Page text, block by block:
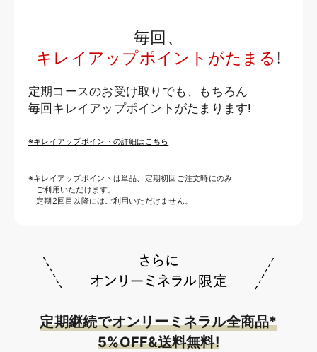
毎回、
キレイアップポイントがたまる !
定期コースのお受け取りでも、もちろん
毎回キレイアップポイントがたまります!
※キレイアップポイントの詳細はこちら
※キレイアップポイントは単品、定期初回ご注文時にのみ
ご利用いただけます。
定期2回目以降にはご利用いただけません。
定期継続でオンリーミネラル全商品*
5%OFF&送料無料!